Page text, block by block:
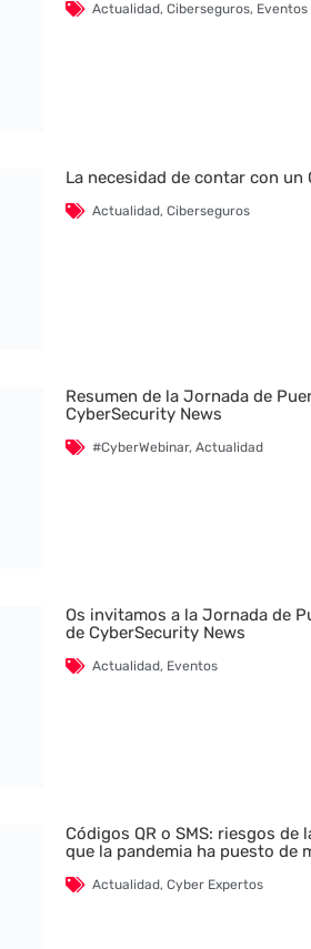
Actualidad, Ciberseguros, Eventos
La necesidad de contar con un
Actualidad, Ciberseguros
Resumen de la Jornada de
CyberSecurity News
#CyberWebinar, Actualidad
Os invitamos a la Jornada de
de CyberSecurity News
Actualidad, Eventos
Códigos QR o SMS: riesgos de
que la pandemia ha puesto de
Actualidad, Cyber Expertos